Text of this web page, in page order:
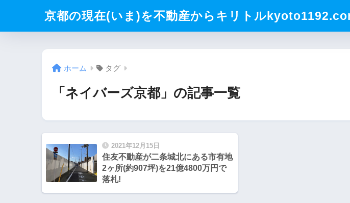
京都の現在(いま)を不動産からキリトル
ホーム タグ
「ネイバーズ京都」の記事一覧
2021年12月15日
住友不動産が二条城北にある市有地
2ヶ所(約907坪)を21億4800万円で
落札!